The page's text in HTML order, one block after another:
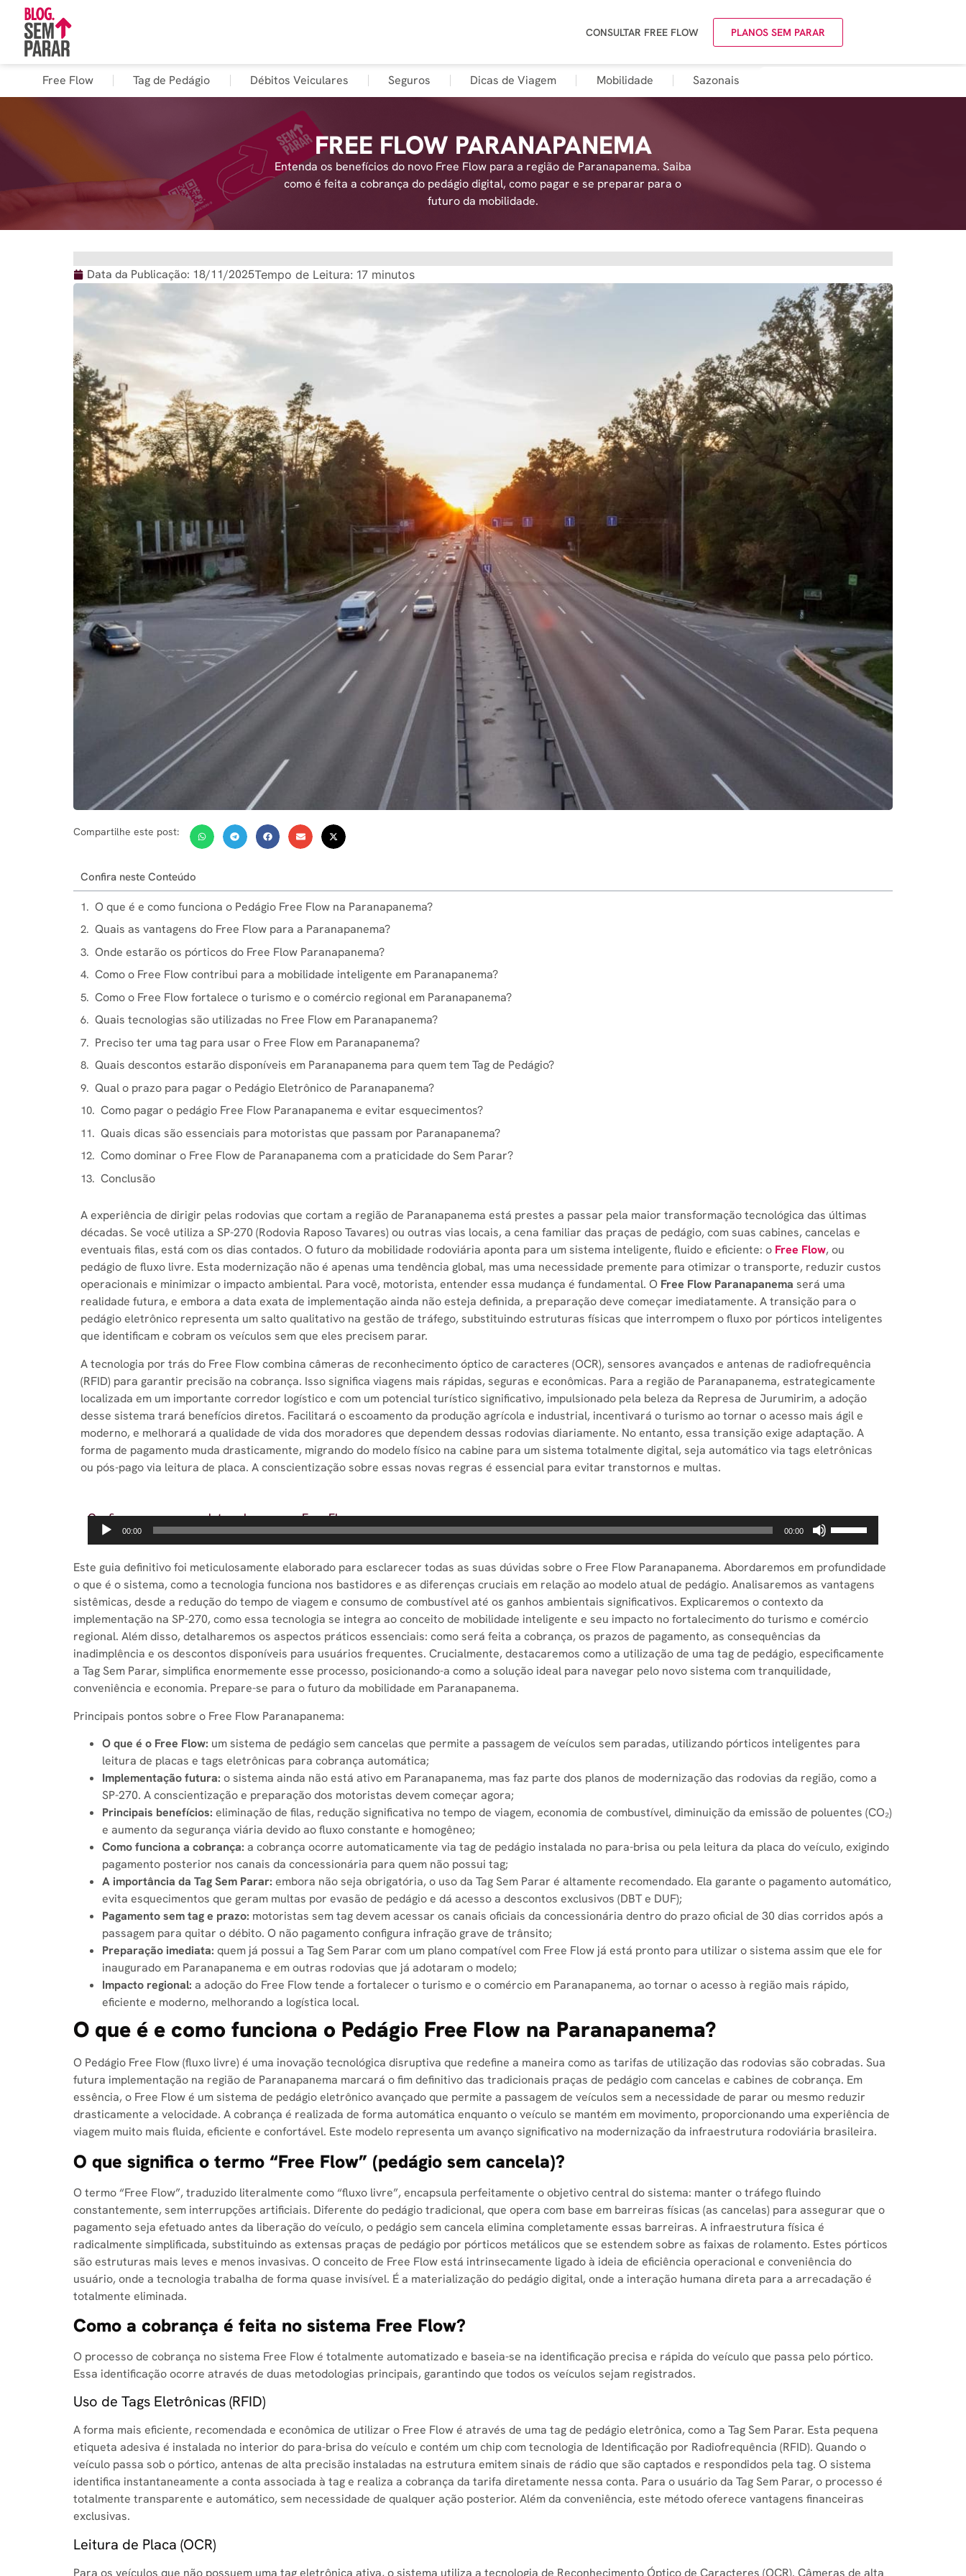
CONSULTAR FREE FLOW PLANOS SEM PARAR
Free Flow Tag de Pedágio Débitos Veiculares Seguros Dicas de Viagem Mobilidade Sazonais
FREE FLOW PARANAPANEMA
Entenda os benefícios do novo Free Flow para a região de Paranapanema. Saiba
como é feita a cobrança do pedágio digital, como pagar e se preparar para o
futuro da mobilidade.
Data da Publicação: 18/11/2025Tempo de Leitura: 17 minutos
Compartilhe este post:
Confira neste Conteúdo
O que é e como funciona o Pedágio Free Flow na Paranapanema?
Quais as vantagens do Free Flow para a Paranapanema?
Onde estarão os pórticos do Free Flow Paranapanema?
Como o Free Flow contribui para a mobilidade inteligente em Paranapanema?
Como o Free Flow fortalece o turismo e o comércio regional em Paranapanema?
Quais tecnologias são utilizadas no Free Flow em Paranapanema?
Preciso ter uma tag para usar o Free Flow em Paranapanema?
Quais descontos estarão disponíveis em Paranapanema para quem tem Tag de Pedágio?
Qual o prazo para pagar o Pedágio Eletrônico de Paranapanema?
Como pagar o pedágio Free Flow Paranapanema e evitar esquecimentos?
Quais dicas são essenciais para motoristas que passam por Paranapanema?
Como dominar o Free Flow de Paranapanema com a praticidade do Sem Parar?
Conclusão
A experiência de dirigir pelas rodovias que cortam a região de Paranapanema está prestes a passar pela maior transformação tecnológica das últimas
décadas. Se você utiliza a SP-270 (Rodovia Raposo Tavares) ou outras vias locais, a cena familiar das praças de pedágio, com suas cabines, cancelas e
eventuais filas, está com os dias contados. O futuro da mobilidade rodoviária aponta para um sistema inteligente, fluido e eficiente: o Free Flow, ou
pedágio de fluxo livre. Esta modernização não é apenas uma tendência global, mas uma necessidade premente para otimizar o transporte, reduzir custos
operacionais e minimizar o impacto ambiental. Para você, motorista, entender essa mudança é fundamental. O Free Flow Paranapanema será uma
realidade futura, e embora a data exata de implementação ainda não esteja definida, a preparação deve começar imediatamente. A transição para o
pedágio eletrônico representa um salto qualitativo na gestão de tráfego, substituindo estruturas físicas que interrompem o fluxo por pórticos inteligentes
que identificam e cobram os veículos sem que eles precisem parar.
A tecnologia por trás do Free Flow combina câmeras de reconhecimento óptico de caracteres (OCR), sensores avançados e antenas de radiofrequência
(RFID) para garantir precisão na cobrança. Isso significa viagens mais rápidas, seguras e econômicas. Para a região de Paranapanema, estrategicamente
localizada em um importante corredor logístico e com um potencial turístico significativo, impulsionado pela beleza da Represa de Jurumirim, a adoção
desse sistema trará benefícios diretos. Facilitará o escoamento da produção agrícola e industrial, incentivará o turismo ao tornar o acesso mais ágil e
moderno, e melhorará a qualidade de vida dos moradores que dependem dessas rodovias diariamente. No entanto, essa transição exige adaptação. A
forma de pagamento muda drasticamente, migrando do modelo físico na cabine para um sistema totalmente digital, seja automático via tags eletrônicas
ou pós-pago via leitura de placa. A conscientização sobre essas novas regras é essencial para evitar transtornos e multas.
Confira o resumo completo sobre o novo Free Flow
Tocador
de
00:00 00:00
cima
volume.
Este guia definitivo foi meticulosamente elaborado para esclarecer todas as suas dúvidas sobre o Free Flow Paranapanema. Abordaremos em profundidade
o que é o sistema, como a tecnologia funciona nos bastidores e as diferenças cruciais em relação ao modelo atual de pedágio. Analisaremos as vantagens
sistêmicas, desde a redução do tempo de viagem e consumo de combustível até os ganhos ambientais significativos. Explicaremos o contexto da
implementação na SP-270, como essa tecnologia se integra ao conceito de mobilidade inteligente e seu impacto no fortalecimento do turismo e comércio
regional. Além disso, detalharemos os aspectos práticos essenciais: como será feita a cobrança, os prazos de pagamento, as consequências da
inadimplência e os descontos disponíveis para usuários frequentes. Crucialmente, destacaremos como a utilização de uma tag de pedágio, especificamente
a Tag Sem Parar, simplifica enormemente esse processo, posicionando-a como a solução ideal para navegar pelo novo sistema com tranquilidade,
conveniência e economia. Prepare-se para o futuro da mobilidade em Paranapanema.
Principais pontos sobre o Free Flow Paranapanema:
O que é o Free Flow: um sistema de pedágio sem cancelas que permite a passagem de veículos sem paradas, utilizando pórticos inteligentes para
leitura de placas e tags eletrônicas para cobrança automática;
Implementação futura: o sistema ainda não está ativo em Paranapanema, mas faz parte dos planos de modernização das rodovias da região, como a
SP-270. A conscientização e preparação dos motoristas devem começar agora;
Principais benefícios: eliminação de filas, redução significativa no tempo de viagem, economia de combustível, diminuição da emissão de poluentes (CO₂)
e aumento da segurança viária devido ao fluxo constante e homogêneo;
Como funciona a cobrança: a cobrança ocorre automaticamente via tag de pedágio instalada no para-brisa ou pela leitura da placa do veículo, exigindo
pagamento posterior nos canais da concessionária para quem não possui tag;
A importância da Tag Sem Parar: embora não seja obrigatória, o uso da Tag Sem Parar é altamente recomendado. Ela garante o pagamento automático,
evita esquecimentos que geram multas por evasão de pedágio e dá acesso a descontos exclusivos (DBT e DUF);
Pagamento sem tag e prazo: motoristas sem tag devem acessar os canais oficiais da concessionária dentro do prazo oficial de 30 dias corridos após a
passagem para quitar o débito. O não pagamento configura infração grave de trânsito;
Preparação imediata: quem já possui a Tag Sem Parar com um plano compatível com Free Flow já está pronto para utilizar o sistema assim que ele for
inaugurado em Paranapanema e em outras rodovias que já adotaram o modelo;
Impacto regional: a adoção do Free Flow tende a fortalecer o turismo e o comércio em Paranapanema, ao tornar o acesso à região mais rápido,
eficiente e moderno, melhorando a logística local.
O que é e como funciona o Pedágio Free Flow na Paranapanema?
O Pedágio Free Flow (fluxo livre) é uma inovação tecnológica disruptiva que redefine a maneira como as tarifas de utilização das rodovias são cobradas. Sua
futura implementação na região de Paranapanema marcará o fim definitivo das tradicionais praças de pedágio com cancelas e cabines de cobrança. Em
essência, o Free Flow é um sistema de pedágio eletrônico avançado que permite a passagem de veículos sem a necessidade de parar ou mesmo reduzir
drasticamente a velocidade. A cobrança é realizada de forma automática enquanto o veículo se mantém em movimento, proporcionando uma experiência de
viagem muito mais fluida, eficiente e confortável. Este modelo representa um avanço significativo na modernização da infraestrutura rodoviária brasileira.
O que significa o termo “Free Flow” (pedágio sem cancela)?
O termo “Free Flow”, traduzido literalmente como “fluxo livre”, encapsula perfeitamente o objetivo central do sistema: manter o tráfego fluindo
constantemente, sem interrupções artificiais. Diferente do pedágio tradicional, que opera com base em barreiras físicas (as cancelas) para assegurar que o
pagamento seja efetuado antes da liberação do veículo, o pedágio sem cancela elimina completamente essas barreiras. A infraestrutura física é
radicalmente simplificada, substituindo as extensas praças de pedágio por pórticos metálicos que se estendem sobre as faixas de rolamento. Estes pórticos
são estruturas mais leves e menos invasivas. O conceito de Free Flow está intrinsecamente ligado à ideia de eficiência operacional e conveniência do
usuário, onde a tecnologia trabalha de forma quase invisível. É a materialização do pedágio digital, onde a interação humana direta para a arrecadação é
totalmente eliminada.
Como a cobrança é feita no sistema Free Flow?
O processo de cobrança no sistema Free Flow é totalmente automatizado e baseia-se na identificação precisa e rápida do veículo que passa pelo pórtico.
Essa identificação ocorre através de duas metodologias principais, garantindo que todos os veículos sejam registrados.
Uso de Tags Eletrônicas (RFID)
A forma mais eficiente, recomendada e econômica de utilizar o Free Flow é através de uma tag de pedágio eletrônica, como a Tag Sem Parar. Esta pequena
etiqueta adesiva é instalada no interior do para-brisa do veículo e contém um chip com tecnologia de Identificação por Radiofrequência (RFID). Quando o
veículo passa sob o pórtico, antenas de alta precisão instaladas na estrutura emitem sinais de rádio que são captados e respondidos pela tag. O sistema
identifica instantaneamente a conta associada à tag e realiza a cobrança da tarifa diretamente nessa conta. Para o usuário da Tag Sem Parar, o processo é
totalmente transparente e automático, sem necessidade de qualquer ação posterior. Além da conveniência, este método oferece vantagens financeiras
exclusivas.
Leitura de Placa (OCR)
Para os veículos que não possuem uma tag eletrônica ativa, o sistema utiliza a tecnologia de Reconhecimento Óptico de Caracteres (OCR). Câmeras de alta